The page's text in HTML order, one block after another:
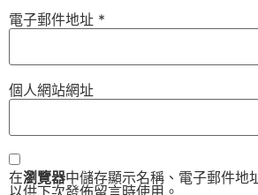
電子郵件地址 *
個人網站網址
在瀏覽器中儲存顯示名稱、電子郵件地
以供下次發佈留言時使用。